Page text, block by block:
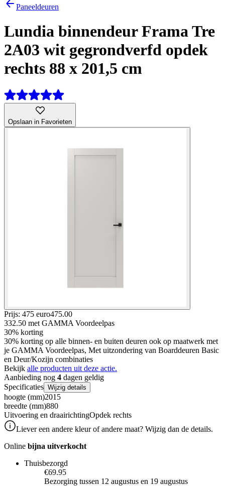
Paneeldeuren
Lundia binnendeur Frama Tre
2A03 wit gegrondverfd opdek
rechts 88 x 201,5 cm
Opslaan in Favorieten
Prijs: 475 euro475.00
332.50 met GAMMA Voordeelpas
30% korting
30% korting op alle binnen- en buiten deuren ook op maatwerk met
je GAMMA Voordeelpas, Met uitzondering van Boarddeuren Basic
en Deur/Kozijn combinaties
Bekijk alle producten uit deze actie.
Aanbieding nog 4 dagen geldig
Specificaties Wijzig details
hoogte (mm)2015
breedte (mm)880
Uitvoering en draairichtingOpdek rechts
Liever een andere kleur of andere maat? Wijzig dan de details.
Online bijna uitverkocht
Thuisbezorgd
€69.95
Bezorging tussen 12 augustus en 19 augustus